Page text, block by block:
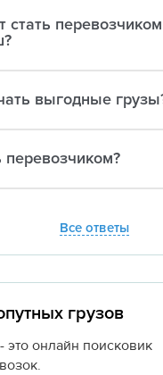
стать
выгодные
перевозчиком?
Все ответы
грузов
это онлайн поисковик